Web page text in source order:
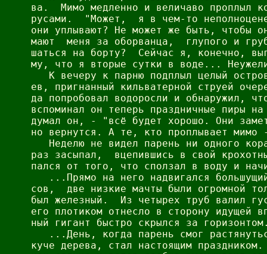
ва.  Мимо медленно и величаво проплыл
русами.  "Может,  я в чем-то
они уплывают? Не может же быть, чтобы
мают  меня за оборванца,  глупого и
шаться на борту?  Сейчас я, конечно,
му, что я вторые сутки в воде...
К вечеру к парню подплыл целый
ев, пригнанный кильватерной струей
да попробовал водоросли и обнаружил,
вспоминал он теперь праздничные пиры
думал он, - "всё будет хорошо. Они
но вернутся. А те, кто проплывает
Неделю не видел парень ни одного
раз засыпал,  вцепившись в свой
пался от того, что сползал в воду и
...Прямо на него надвигался
сов,  две низкие мачты были огромной
был железный.  Из четырех труб валил
его плотиком отнесло в сторону идущей
ный гигант быстро скрылся за
...День, когда парень смог
куче дерева, стал настоящим